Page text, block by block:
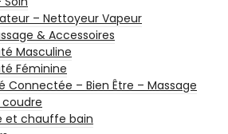
– Nettoyeur Vapeur
& Accessoires
Masculine
Féminine
Connectée – Bien Être – Massage
et chauffe bain